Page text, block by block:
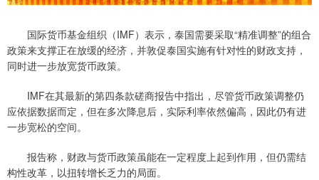
国际货币基金组织（IMF）表示，泰国需要采取“精准调整”的组合
政策来支撑正在放缓的经济，并敦促泰国实施有针对性的财政支持，
同时进一步放宽货币政策。
IMF在其最新的第四条款磋商报告中指出，尽管货币政策调整仍
应依据数据而定，但在多次降息后，实际利率依然偏高，因此仍有进
一步宽松的空间。
报告称，财政与货币政策虽能在一定程度上起到作用，但仍需结
构性改革，以扭转增长乏力的局面。